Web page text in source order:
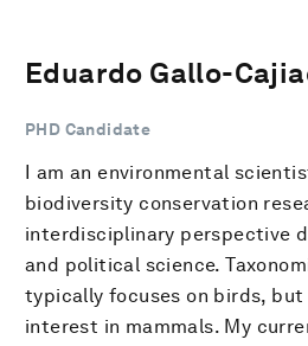
Eduardo Gallo-
PHD Candidate
I am an environmental
biodiversity conservation
interdisciplinary perspective
and political science.
typically focuses on birds, but
interest in mammals. My